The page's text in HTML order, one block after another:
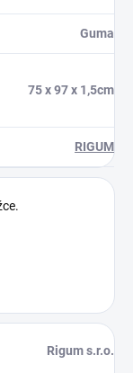
Guma
75 x 97 x 1,5cm
RIGUM
Rigum s.r.o.